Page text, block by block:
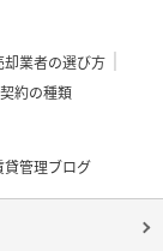
却業者の選び方
約の種類
貸管理ブログ